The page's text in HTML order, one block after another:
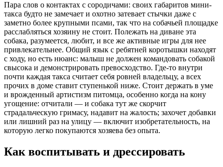
Пара слов о контактах с сородичами: своих габаритов мини-
такса будто не замечает и охотно затевает стычки даже с
заметно более крупными псами, так что на собачьей площадке
расслабляться хозяину не стоит. Полежать на диване эта
собака, разумеется, любит, и все же активные игры для нее
привлекательнее. Общий язык с ребятней коротышки находят
с ходу, но есть нюанс: малыш не должен командовать собакой
свысока и демонстрировать превосходство. Где-то внутри
почти каждая такса считает себя ровней владельцу, а всех
прочих в доме ставит ступенькой ниже. Стоит держать в уме
и врожденный артистизм питомца, особенно когда на кону
угощение: отчитали — и собака тут же скорчит
страдальческую гримасу, надавит на жалость; захочет добавки
или лишний раз на улицу — включит изобретательность, на
которую легко покупаются хозяева без опыта.
Как воспитывать и дрессировать